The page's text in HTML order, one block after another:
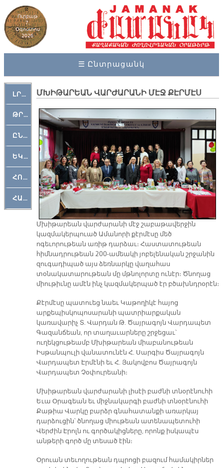
Ուրբաթ
7,
Օգոստոս
2026
☰ Ընտրացանկ
ԼՐԱՀՈՍ
ԹՐՔԱՀԱՅ ԿԵԱՆՔ
ԸՆԿԵՐԱՄՇԱԿՈՒԹԱՅԻՆ
ԵԿԵՂԵՑԱԿԱՆ
ՀՈԳԵՄՏԱՒՈՐ
ՀԱՐԹԱԿ
ՄԽԻԹԱՐԵԱՆ ՎԱՐԺԱՐԱՆԻ ՄԷՋ ՔԷՐՄԷՍ
Մխիթարեան վարժարանի մէջ շաբաթավերջին
կազմակերպուած Ամանորի քէրմէսը մեծ
ոգեւորութեան առիթ դարձաւ։ Հաստատութեան
հիմնադրութեան 200-ամեակի յոբելենական շրջանին
զուգադիպած այս ձեռնարկը վաղահաս
տօնակատարութեան մը մթնոլորտը ունէր։ Ծնողաց
միութիւնը ամէն ինչ կազմակերպած էր բծախնդրօրէն։
Քէրմէսը պատուեց նաեւ Կաթողիկէ հայոց
արքեպիսկոպոսարանի պատրիարքական
կառավարիչ Տ. Վարդան Թ. Ծայրագոյն Վարդապետ
Գազանճեան, որ տաղաւարները շրջեցաւ՝
ուղեկցութեամբ Մխիթարեան միաբանութեան
Իսթանպուլի վանատունէն Հ. Սարգիս Ծայրագոյն
Վարդապետ Էրմէնի եւ Հ. Յակովբոս Ծայրագոյն
Վարդապետ Չօփուրեանի։
Մխիթարեան վարժարանի լիսէի բաժնի տնօրէնուհի
Եւա Օրագեան եւ միջնակարգի բաժնի տնօրէնուհի
Քաթիա Վարկը բարձր գնահատանքի առարկայ
դարձուցին՝ ծնողաց միութեան ատենապետուհի
Վերժին Էրոլն ու գործակիցները, որոնք իսկապէս
անթերի գործ մը տեսած էին։
Օրուան տեւողութեան դպրոցի բազում համակիրներ